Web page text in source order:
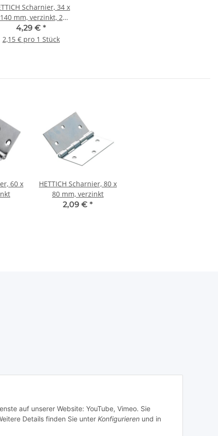
auf unserer Website: YouTube, Vimeo. Sie
Details finden Sie unter Konfigurieren und in
Scharnier, 34 x
140 mm, verzinkt, 2
Stück
4,29 € *
2,15 € pro 1 Stück
60 x
HETTICH Scharnier, 80 x
80 mm, verzinkt
2,09 € *